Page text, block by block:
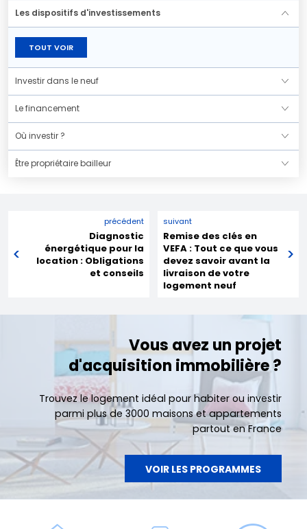
Les dispositifs d'investissements
TOUT VOIR
Investir dans le neuf
Le financement
Où investir ?
Être propriétaire bailleur
précédent
Diagnostic
énergétique pour la
location : Obligations
et conseils
suivant
Remise des clés en
VEFA : Tout ce que vous
devez savoir avant la
livraison de votre
logement neuf
Vous avez un projet
d'acquisition immobilière ?
Trouvez le logement idéal pour habiter ou investir
parmi plus de 3000 maisons et appartements
partout en France
VOIR LES PROGRAMMES